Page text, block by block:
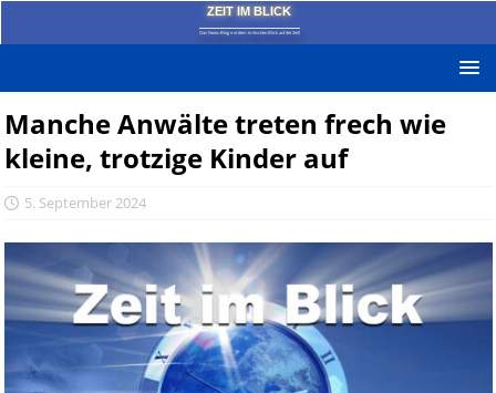
ZEIT IM BLICK
Das News-Blog mit dem kritischen Blick auf die Zeit!
Manche Anwälte treten frech wie
kleine, trotzige Kinder auf
5. September 2024